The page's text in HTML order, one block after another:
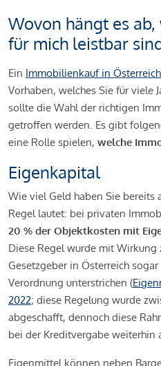
Wovon hängt es
für mich leistbar
Ein Immobilienkauf in Österreich
Vorhaben, welches Sie für viele
sollte die Wahl der richtigen
getroffen werden. Es gibt
eine Rolle spielen, welche
Eigenkapital
Wie viel Geld haben Sie bereits
Regel lautet: bei privaten
20 % der Objektkosten mit
Diese Regel wurde mit Wirkung
Gesetzgeber in Österreich
Verordnung unterstrichen (
2022; diese Regelung wurde
abgeschafft, dennoch diese
bei der Kreditvergabe weiterhin
Eigenmittel können neben